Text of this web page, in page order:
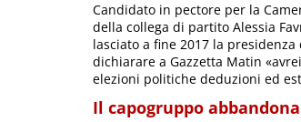
Candidato in pectore per la
della collega di partito Alessia
lasciato a fine 2017 la
dichiarare a Gazzetta Matin
elezioni politiche deduzioni ed
Il capogruppo abbandona